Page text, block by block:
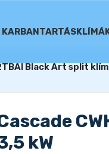
Black Art split
kW